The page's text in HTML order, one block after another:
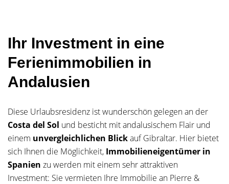
Ihr Investment in eine
Ferienimmobilien in
Andalusien
Diese Urlaubsresidenz ist wunderschön gelegen an der
Costa del Sol und besticht mit andalusischem Flair und
einem unvergleichlichen Blickauf Gibraltar. Hier bietet
sich Ihnen die Möglichkeit, Immobilieneigentümer in
Spanien zu werden mit einem sehr attraktiven
Investment: Sie vermieten Ihre Immobilie an Pierre &